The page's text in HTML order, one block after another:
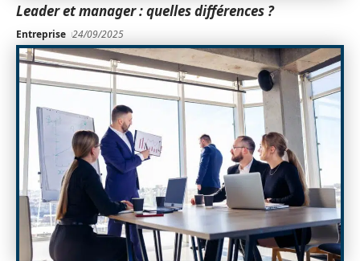
Leader et manager : quelles différences ?
Entreprise 24/09/2025